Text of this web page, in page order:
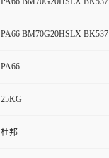
PA66 BM70G20HSLX BK537
PA66
25KG
杜邦